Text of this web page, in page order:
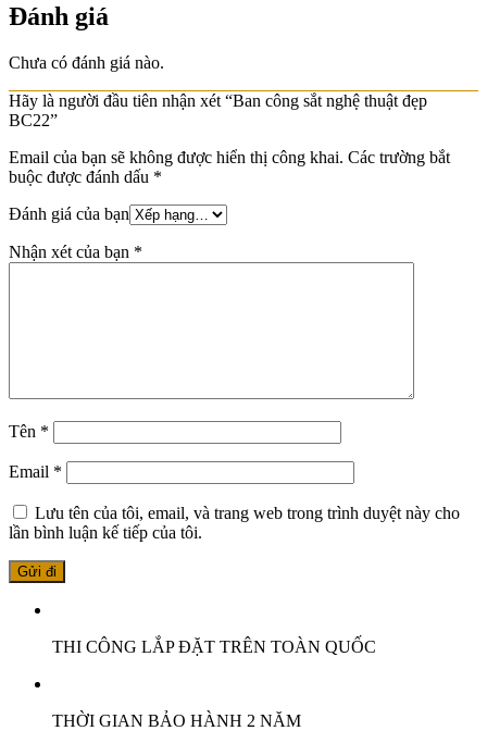
Đánh giá
Chưa có đánh giá nào.
Hãy là người đầu tiên nhận xét “Ban công sắt nghệ thuật đẹp
BC22”
Email của bạn sẽ không được hiển thị công khai. Các trường bắt
buộc được đánh dấu *
Đánh giá của bạn
Nhận xét của bạn *
Tên *
Email *
Lưu tên của tôi, email, và trang web trong trình duyệt này cho
lần bình luận kế tiếp của tôi.
THI CÔNG LẮP ĐẶT TRÊN TOÀN QUỐC
THỜI GIAN BẢO HÀNH 2 NĂM